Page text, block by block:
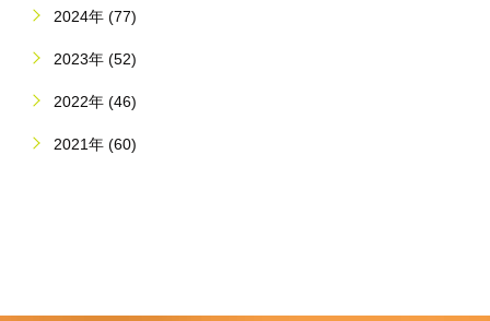
2024年 (77)
2023年 (52)
2022年 (46)
2021年 (60)